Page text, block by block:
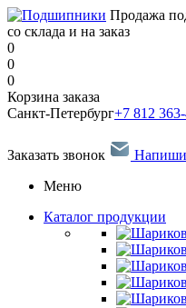
Продажа
со склада и на заказ
0
0
0
Корзина заказа
Санкт-Петербург+7 812
Заказать звонок
Меню
Каталог продукции